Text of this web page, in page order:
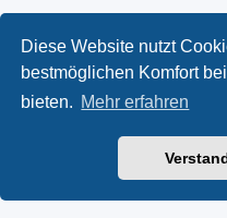
Diese Website nutzt
bestmöglichen Komfort
bieten. Mehr erfahren